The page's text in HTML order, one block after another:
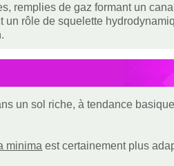
remplies de gaz formant un
rôle de squelette
un sol riche, à tendance
minima est certainement plus